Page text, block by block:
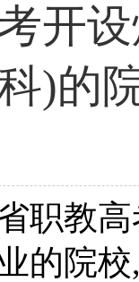
开
)的
职教
的院校